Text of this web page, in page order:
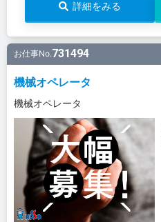
詳細をみる
お仕事No.731494
機械オペレータ
機械オペレータ